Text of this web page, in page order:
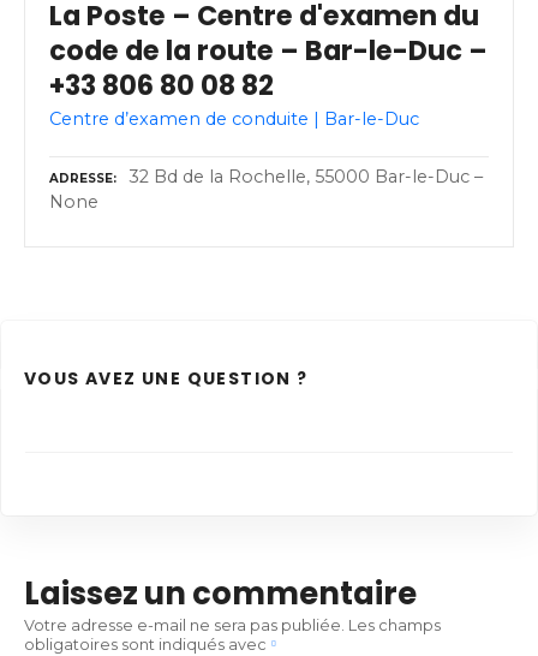
La Poste – Centre d'examen du
code de la route – Bar-le-Duc –
+33 806 80 08 82
Centre d’examen de conduite | Bar-le-Duc
ADRESSE
32 Bd de la Rochelle, 55000 Bar-le-Duc –
None
VOUS AVEZ UNE QUESTION ?
Laissez un commentaire
Votre adresse e-mail ne sera pas publiée. Les champs
obligatoires sont indiqués avec